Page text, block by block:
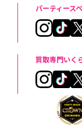
パーティース
買取専門いく